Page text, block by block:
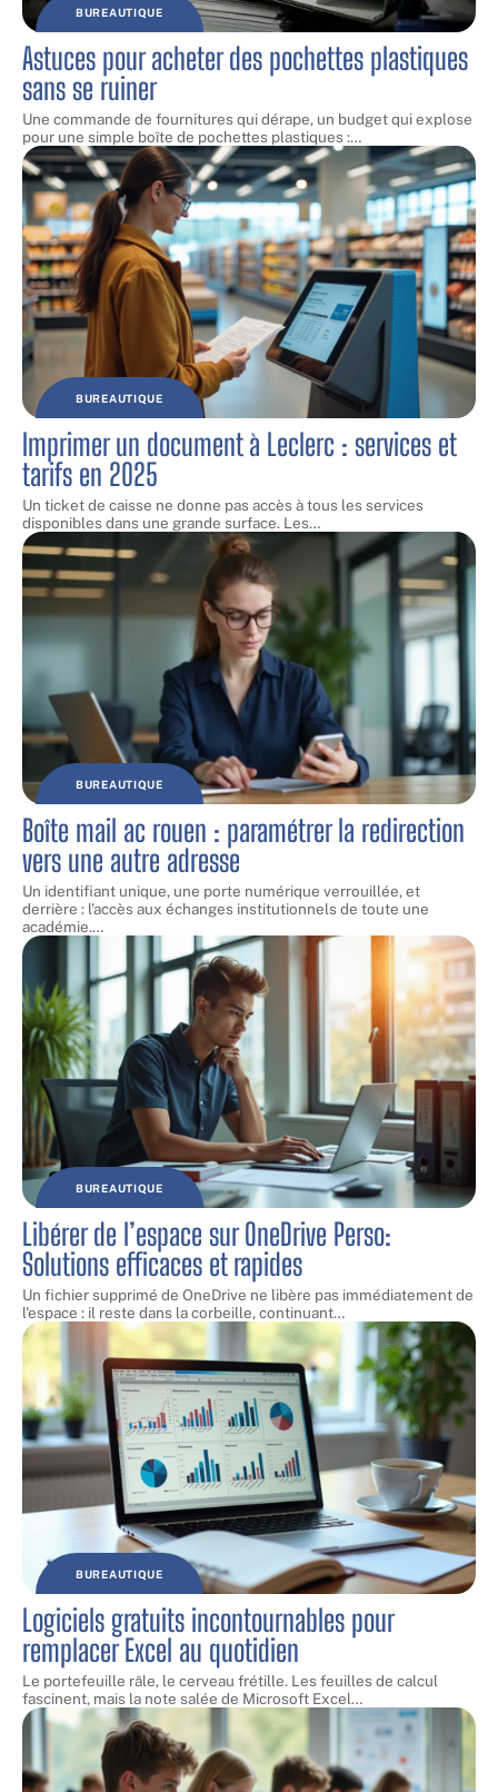
BUREAUTIQUE
Astuces pour acheter des pochettes plastiques
sans se ruiner
Une commande de fournitures qui dérape, un budget qui explose
pour une simple boîte de pochettes plastiques :…
BUREAUTIQUE
Imprimer un document à Leclerc : services et
tarifs en 2025
Un ticket de caisse ne donne pas accès à tous les services
disponibles dans une grande surface. Les…
BUREAUTIQUE
Boîte mail ac rouen : paramétrer la redirection
vers une autre adresse
Un identifiant unique, une porte numérique verrouillée, et
derrière : l'accès aux échanges institutionnels de toute une
académie.…
BUREAUTIQUE
Libérer de l’espace sur OneDrive Perso:
Solutions efficaces et rapides
Un fichier supprimé de OneDrive ne libère pas immédiatement de
l'espace : il reste dans la corbeille, continuant…
BUREAUTIQUE
Logiciels gratuits incontournables pour
remplacer Excel au quotidien
Le portefeuille râle, le cerveau frétille. Les feuilles de calcul
fascinent, mais la note salée de Microsoft Excel…